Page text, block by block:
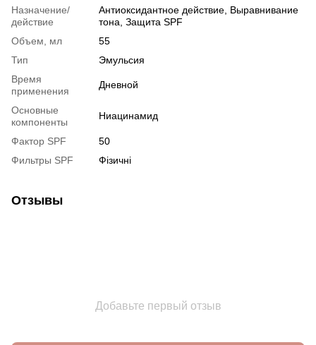
Назначение/
действие
Антиоксидантное действие Выравнивание
тона Защита SPF
Объем, мл
55
Тип
Эмульсия
Время
применения
Дневной
Основные
компоненты
Ниацинамид
Фактор SPF
50
Фильтры SPF
Фізичні
Отзывы
Добавьте первый отзыв